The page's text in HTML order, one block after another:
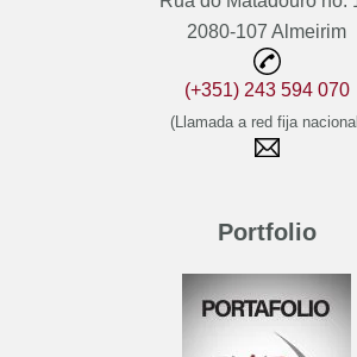
2080-107 Almeirim
(+351) 243 594 070
(Llamada a red fija
Portfolio